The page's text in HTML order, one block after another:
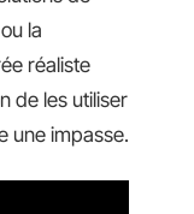
la
réaliste
de les utiliser
une impasse.